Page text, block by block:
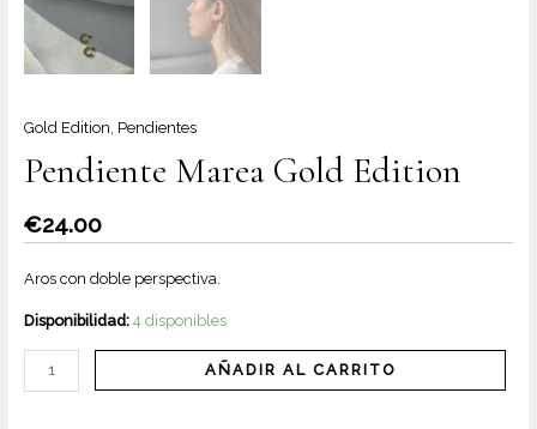
Gold Edition Pendientes
Pendiente Marea Gold Edition
€24.00
Aros con doble perspectiva.
Disponibilidad: 4 disponibles
AÑADIR AL CARRITO